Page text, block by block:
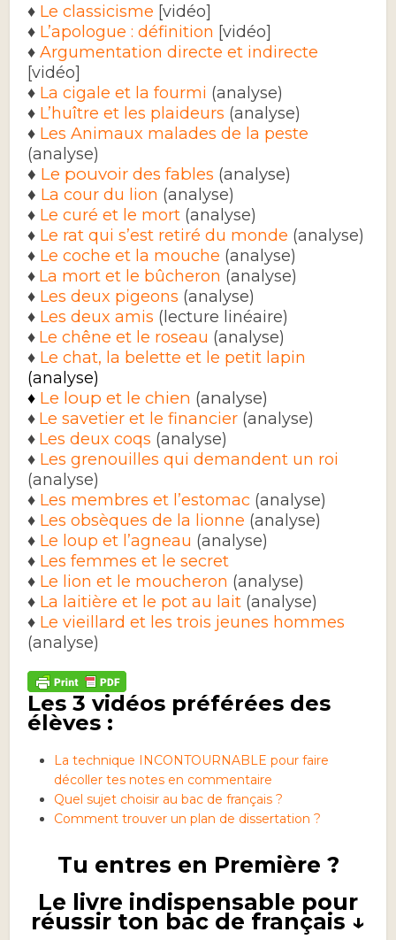
♦ Le classicisme [vidéo]
♦ L’apologue : définition [vidéo]
♦Argumentation directe et indirecte
[vidéo]
♦ La cigale et la fourmi (analyse)
♦ L’huître et les plaideurs (analyse)
♦ Les Animaux malades de la peste
(analyse)
♦ Le pouvoir des fables (analyse)
♦ La cour du lion (analyse)
♦ Le curé et le mort (analyse)
♦ Le rat qui s’est retiré du monde (analyse)
♦ Le coche et la mouche (analyse)
♦ La mort et le bûcheron (analyse)
♦ Les deux pigeons (analyse)
♦ Les deux amis (lecture linéaire)
♦ Le chêne et le roseau (analyse)
♦ Le chat, la belette et le petit lapin
(analyse)
♦ Le loup et le chien (analyse)
♦ Le savetier et le financier (analyse)
♦ Les deux coqs (analyse)
♦ Les grenouilles qui demandent un roi
(analyse)
♦ Les membres et l’estomac (analyse)
♦ Les obsèques de la lionne (analyse)
♦ Le loup et l’agneau (analyse)
♦ Les femmes et le secret
♦ Le lion et le moucheron (analyse)
♦ La laitière et le pot au lait (analyse)
♦ Le vieillard et les trois jeunes hommes
(analyse)
Les 3 vidéos préférées des
élèves :
La technique INCONTOURNABLE pour faire
décoller tes notes en commentaire
Quel sujet choisir au bac de français ?
Comment trouver un plan de dissertation ?
Tu entres en Première ?
Le livre indispensable pour
réussir ton bac de français ↓